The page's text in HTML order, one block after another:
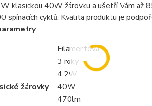
klasickou 40W žárovku a ušetří Vám až
spínacích cyklů. Kvalita produktu je
Filamentová
3 roky
4.2W
žárovky
40W
470lm